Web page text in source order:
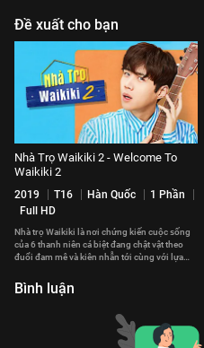
Đề xuất cho bạn
Nhà Trọ Waikiki 2 - Welcome To
Waikiki 2
2019 T16 Hàn Quốc
1 Phần
Full HD
Nhà trọ Waikiki là nơi chứng kiến cuộc sống
của 6 thanh niên cá biệt đang chật vật theo
đuổi đam mê và kiên nhẫn tới cùng với lựa
Bình luận